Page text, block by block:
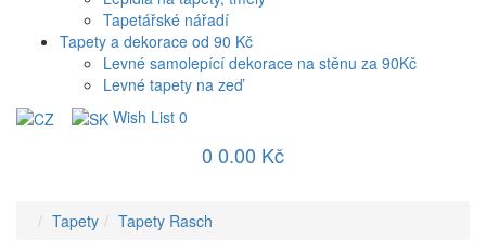
Tapetářské nářadí
Tapety a dekorace od 90 Kč
Levné samolepící dekorace na stěnu za 90Kč
Levné tapety na zeď
Wish List 0
0 0.00 Kč
Tapety Tapety Rasch